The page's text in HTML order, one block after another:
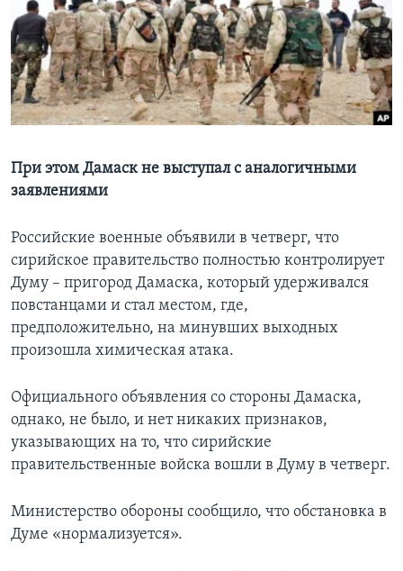
Learning English
СОЦИАЛЬНЫЕ СЕТИ
Языки
При этом Дамаск не выступал с аналогичными
заявлениями
Российские военные объявили в четверг, что
сирийское правительство полностью контролирует
Думу – пригород Дамаска, который удерживался
повстанцами и стал местом, где,
предположительно, на минувших выходных
произошла химическая атака.
Официального объявления со стороны Дамаска,
однако, не было, и нет никаких признаков,
указывающих на то, что сирийские
правительственные войска вошли в Думу в четверг.
Министерство обороны сообщило, что обстановка в
Думе «нормализуется».